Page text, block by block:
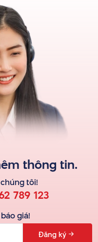
thông tin.
chúng tôi!
789 123
giá!
Đăng ký